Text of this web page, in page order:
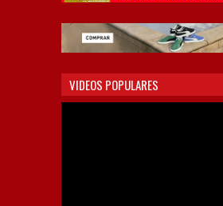
VIDEOS POPULARES